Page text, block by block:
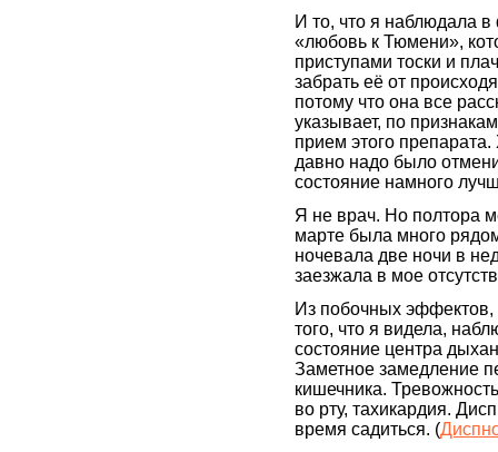
И то, что я наблюдала
«любовь к Тюмени»,
приступами тоски и
забрать её от
потому что она все
указывает, по
прием этого
давно надо было
состояние намного
Я не врач. Но полтора
марте была много
ночевала две ночи в
заезжала в мое
Из побочных эффектов,
того, что я видела,
состояние центра
Заметное замедление
кишечника.
во рту, тахикардия.
время садиться. (